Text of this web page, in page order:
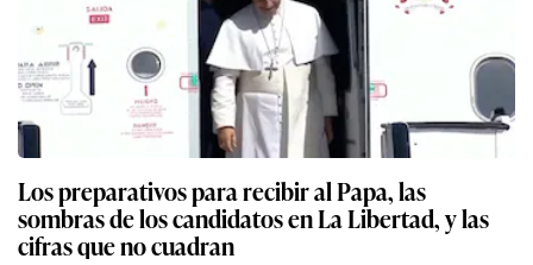
Los preparativos para recibir al Papa, las
sombras de los candidatos en La Libertad, y las
cifras que no cuadran